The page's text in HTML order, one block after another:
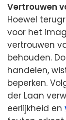
Vertrouwen
Hoewel
voor het
vertrouwen
behouden.
handelen,
beperken.
der Laan
eerlijkheid en